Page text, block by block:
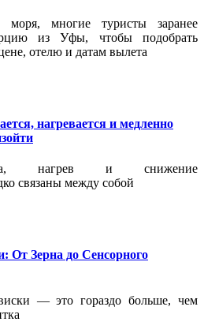
многие туристы заранее
из Уфы, чтобы подобрать
отелю и датам вылета
нагревается и медленно
нагрев и снижение
связаны между собой
От Зерна до Сенсорного
— это гораздо больше, чем